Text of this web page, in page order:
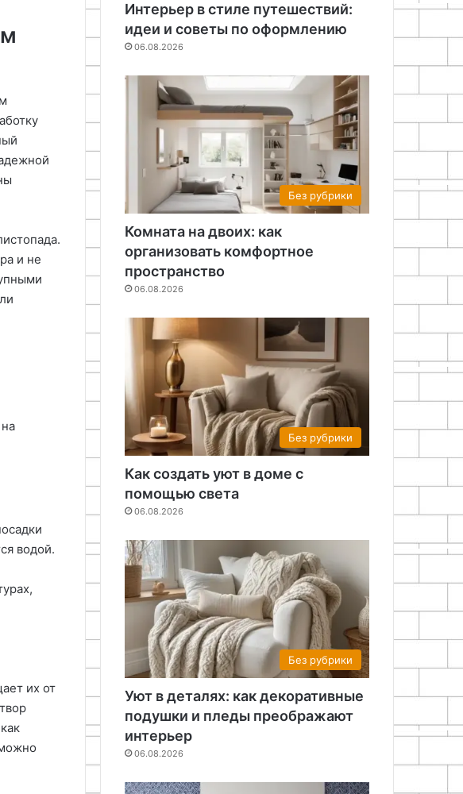
и не
водой.
их от
Интерьер в стиле путешествий:
идеи и советы по оформлению
06.08.2026
Без рубрики
Комната на двоих: как
организовать комфортное
пространство
06.08.2026
Без рубрики
Как создать уют в доме с
помощью света
06.08.2026
Без рубрики
Уют в деталях: как декоративные
подушки и пледы преображают
интерьер
06.08.2026